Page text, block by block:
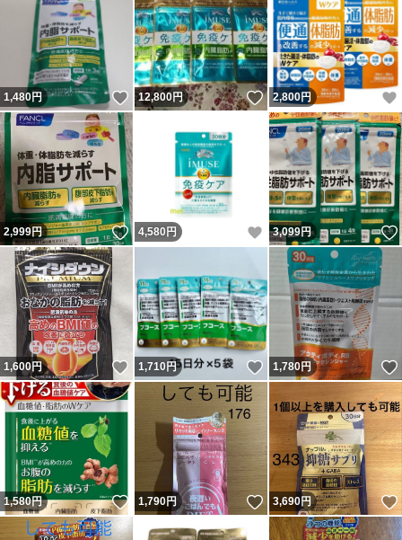
1,480円 いいね！
12,800円 いいね！
2,800円
2,999円 いいね！
4,580 円 いいね！
3,099円
1,600円 いいね！
1,710円 いいね！
1,780円
1,580円 いいね！
1,790円 いいね！
3,690円